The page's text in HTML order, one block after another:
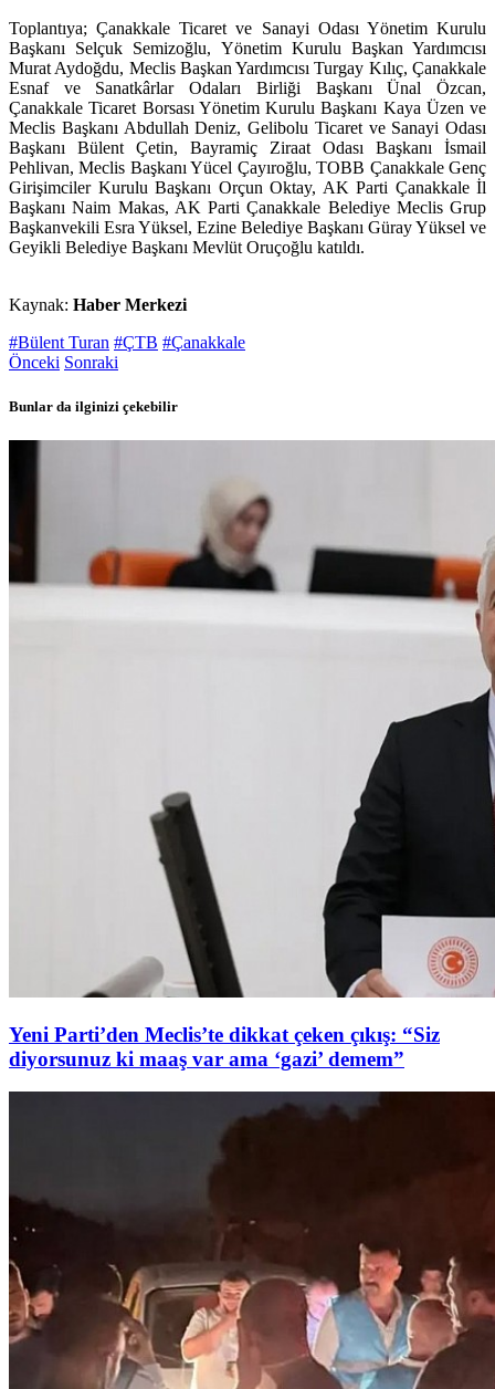
Toplantıya; Çanakkale Ticaret ve Sanayi Odası Yönetim Kurulu
Başkanı Selçuk Semizoğlu, Yönetim Kurulu Başkan Yardımcısı
Murat Aydoğdu, Meclis Başkan Yardımcısı Turgay Kılıç, Çanakkale
Esnaf ve Sanatkârlar Odaları Birliği Başkanı Ünal Özcan,
Çanakkale Ticaret Borsası Yönetim Kurulu Başkanı Kaya Üzen ve
Meclis Başkanı Abdullah Deniz, Gelibolu Ticaret ve Sanayi Odası
Başkanı Bülent Çetin, Bayramiç Ziraat Odası Başkanı İsmail
Pehlivan, Meclis Başkanı Yücel Çayıroğlu, TOBB Çanakkale Genç
Girişimciler Kurulu Başkanı Orçun Oktay, AK Parti Çanakkale İl
Başkanı Naim Makas, AK Parti Çanakkale Belediye Meclis Grup
Başkanvekili Esra Yüksel, Ezine Belediye Başkanı Güray Yüksel ve
Geyikli Belediye Başkanı Mevlüt Oruçoğlu katıldı.
Kaynak: Haber Merkezi
#Bülent Turan #ÇTB #Çanakkale
Önceki Sonraki
Bunlar da ilginizi çekebilir
Yeni Parti’den Meclis’te dikkat çeken çıkış: “Siz
diyorsunuz ki maaş var ama ‘gazi’ demem”